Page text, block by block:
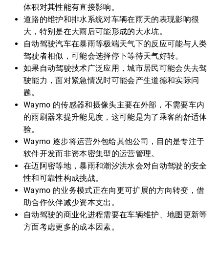
体积对其性能有直接影响。
道路的维护和排水系统对车辆在雨天的表现影响很
大，特别是在大雨后可能形成的大水坑。
自动驾驶汽车在暴雨等极端天气下的反应可能与人类
驾驶者相似，可能会选择停下等待天气好转。
如果自动驾驶技术广泛应用，城市居民可能会失去驾
驶能力，面对紧急情况时可能会产生道德和实际问
题。
Waymo 的传感器和摄像头主要在外部，不需要车内
的雨刷器来提升能见度，这可能是为了乘客的舒适体
验。
Waymo 逐步将运营外包给其他公司，目的是专注于
软件开发而非资本密集型的运营管理。
在迈阿密等地，暴雨和潮汐洪水会对自动驾驶的安全
性和可靠性构成挑战。
Waymo 的业务模式正在向更可扩展的方向转变，借
助合作伙伴减少资本支出。
自动驾驶的商业化进程需要在车辆维护、地图更新等
方面考虑更多的成本因素。